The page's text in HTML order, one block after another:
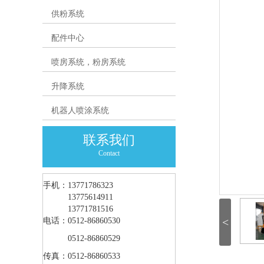
供粉系统
配件中心
喷房系统，粉房系统
升降系统
机器人喷涂系统
联系我们
Contact
手机：13771786323
13775614911
13771781516
电话：0512-86860530
0512-86860529
传真：0512-86860533
<